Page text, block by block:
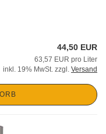
44,50 EUR
63,57 EUR pro Liter
inkl. 19% MwSt. zzgl. Versand